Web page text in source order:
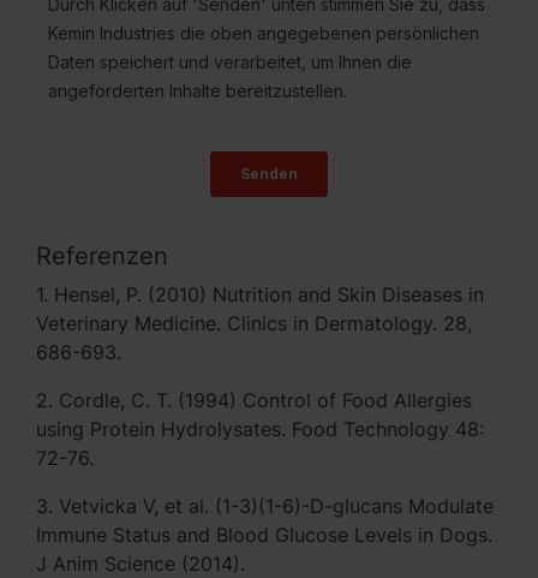
Referenzen
1. Hensel, P. (2010) Nutrition and Skin Diseases in
Veterinary Medicine. Clinics in Dermatology. 28,
686-693.
2. Cordle, C. T. (1994) Control of Food Allergies
using Protein Hydrolysates. Food Technology 48:
72-76.
3. Vetvicka V, et al. (1-3)(1-6)-D-glucans Modulate
Immune Status and Blood Glucose Levels in Dogs.
J Anim Science (2014).